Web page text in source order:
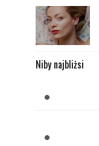
Niby najbliżsi